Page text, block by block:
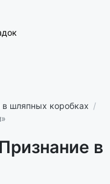
шляпных коробках
в